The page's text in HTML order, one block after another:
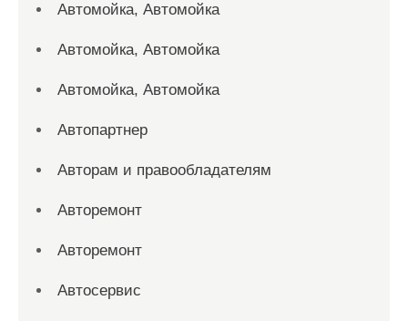
Автомойка, Автомойка
Автомойка, Автомойка
Автомойка, Автомойка
Автопартнер
Авторам и правообладателям
Авторемонт
Авторемонт
Автосервис